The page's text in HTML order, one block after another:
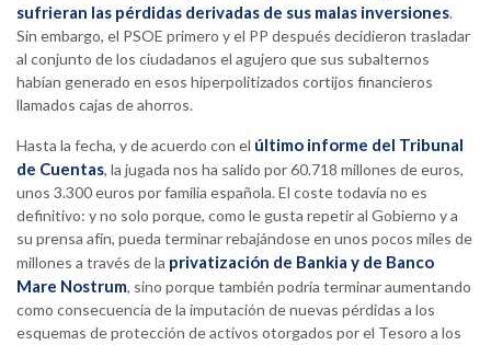
sufrieran las pérdidas derivadas de sus malas inversiones.
Sin embargo, el PSOE primero y el PP después decidieron trasladar
al conjunto de los ciudadanos el agujero que sus subalternos
habían generado en esos hiperpolitizados cortijos financieros
llamados cajas de ahorros.
Hasta la fecha, y de acuerdo con el último informe del Tribunal
de Cuentas, la jugada nos ha salido por 60.718 millones de euros,
unos 3.300 euros por familia española. El coste todavía no es
definitivo: y no solo porque, como le gusta repetir al Gobierno y a
su prensa afín, pueda terminar rebajándose en unos pocos miles de
millones a través de la privatización de Bankia y de Banco
Mare Nostrum, sino porque también podría terminar aumentando
como consecuencia de la imputación de nuevas pérdidas a los
esquemas de protección de activos otorgados por el Tesoro a los